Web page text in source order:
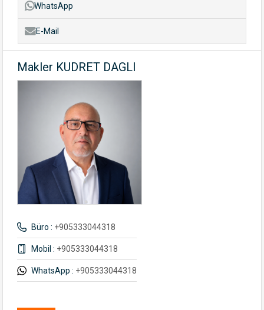
WhatsApp
E-Mail
Makler KUDRET DAGLI
Büro : +905333044318
Mobil : +905333044318
WhatsApp : +905333044318